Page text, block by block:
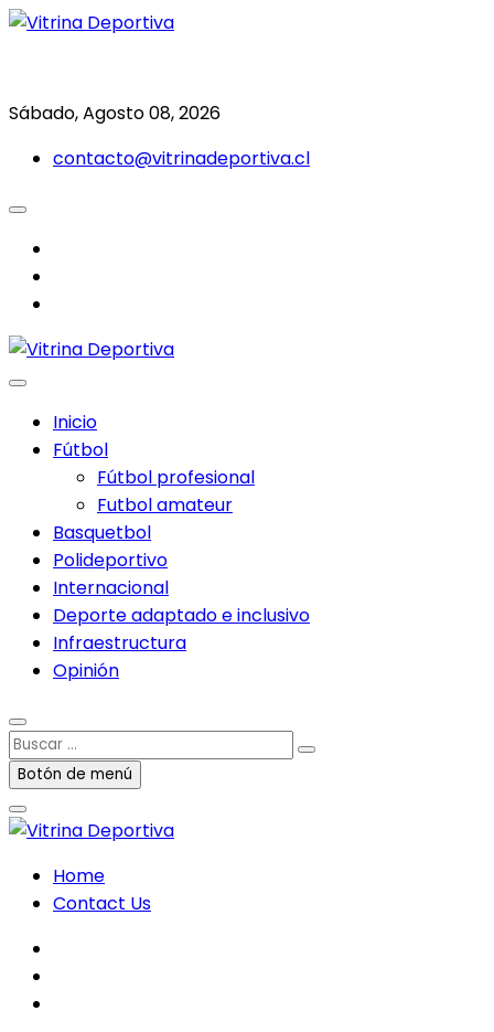
Saltar
Sábado, Agosto 08, 2026
contacto@vitrinadeportiva.cl
Inicio
Fútbol
Fútbol profesional
Futbol amateur
Basquetbol
Polideportivo
Internacional
Deporte adaptado e inclusivo
Infraestructura
Opinión
Buscar
…Botón de menú
Home
Contact Us